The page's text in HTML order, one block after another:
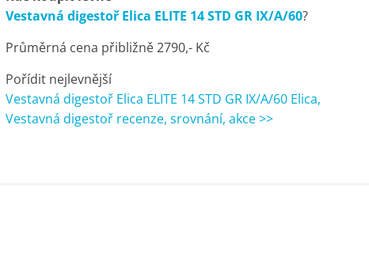
Vestavná digestoř Elica ELITE 14 STD GR IX/A/60?
Průměrná cena přibližně 2790,- Kč
Pořídit nejlevnější
Vestavná digestoř Elica ELITE 14 STD GR IX/A/60 Elica,
Vestavná digestoř recenze, srovnání, akce >>